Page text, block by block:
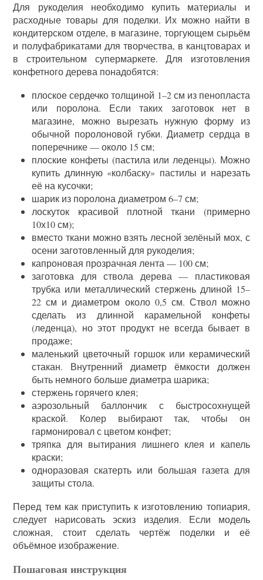
Для рукоделия необходимо купить материалы и
расходные товары для поделки. Их можно найти в
кондитерском отделе, в магазине, торгующем сырьём
и полуфабрикатами для творчества, в канцтоварах и
в строительном супермаркете. Для изготовления
конфетного дерева понадобятся:
плоское сердечко толщиной 1–2 см из пенопласта
или поролона. Если таких заготовок нет в
магазине, можно вырезать нужную форму из
обычной поролоновой губки. Диаметр сердца в
поперечнике — около 15 см;
плоские конфеты (пастила или леденцы). Можно
купить длинную «колбаску» пастилы и нарезать
её на кусочки;
шарик из поролона диаметром 6–7 см;
лоскуток красивой плотной ткани (примерно
10х10 см);
вместо ткани можно взять лесной зелёный мох, с
осени заготовленный для рукоделия;
капроновая прозрачная лента — 100 см;
заготовка для ствола дерева — пластиковая
трубка или металлический стержень длиной 15–
22 см и диаметром около 0,5 см. Ствол можно
сделать из длинной карамельной конфеты
(леденца), но этот продукт не всегда бывает в
продаже;
маленький цветочный горшок или керамический
стакан. Внутренний диаметр ёмкости должен
быть немного больше диаметра шарика;
стержень горячего клея;
аэрозольный баллончик с быстросохнущей
краской. Колер выбирают так, чтобы он
гармонировал с цветом конфет;
тряпка для вытирания лишнего клея и капель
краски;
одноразовая скатерть или большая газета для
защиты стола.
Перед тем как приступить к изготовлению топиария,
следует нарисовать эскиз изделия. Если модель
сложная, стоит сделать чертёж поделки и её
объёмное изображение.
Пошаговая инструкция